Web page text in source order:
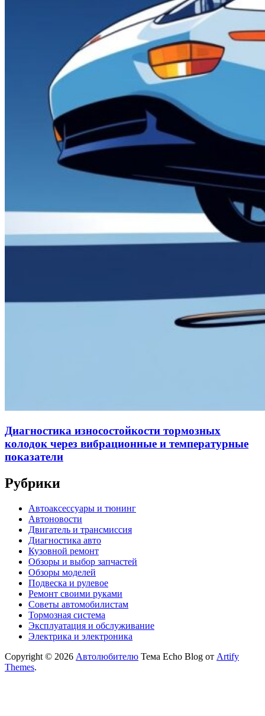
Диагностика износостойкости тормозных
колодок через вибрационные и температурные
показатели
Рубрики
Автоаксессуары и тюнинг
Автоновости
Двигатель и трансмиссия
Диагностика авто
Кузовной ремонт
Обзоры и выбор запчастей
Обзоры моделей
Подвеска и рулевое
Ремонт своими руками
Советы автомобилистам
Тормозная система
Эксплуатация и обслуживание
Электрика и электроника
Copyright © 2026 Автолюбителю Тема Echo Blog от Artify
Themes.